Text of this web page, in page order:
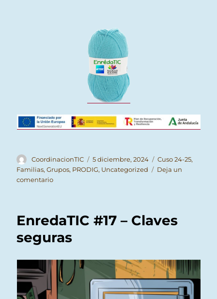
Autor
CoordinacionTIC
Publicado
el
5 diciembre, 2024 Categorías
Cuso 24-25,
Familias,Grupos, PRODIG, Uncategorized
Deja un
comentarioen
Juego:
EnredaTIC #17 – Claves
seguras